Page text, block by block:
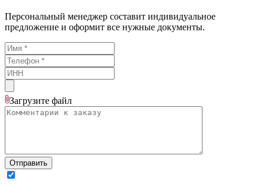
Персональный менеджер составит индивидуальное
предложение и оформит все нужные документы.
Загрузите файл
Отправить